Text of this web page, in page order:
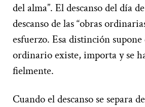
del alma”. El descanso del día
descanso de las “obras
esfuerzo. Esa distinción
ordinario existe, importa y se
fielmente.
Cuando el descanso se separa